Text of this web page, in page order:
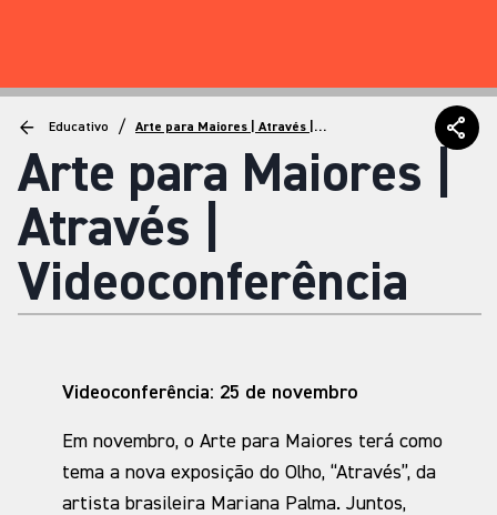
Educativo /
Arte para Maiores | Através |
Arte para Maiores |
Através |
Videoconferência
Videoconferência: 25 de novembro
Em novembro, o Arte para Maiores terá como
tema a nova exposição do Olho, “Através”, da
artista brasileira Mariana Palma. Juntos,